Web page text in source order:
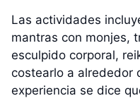
Las actividades
mantras con monjes,
esculpido corporal,
costearlo a alrededor
experiencia se dice